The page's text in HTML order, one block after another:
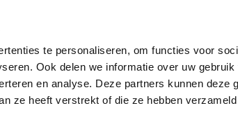
te personaliseren, om functies voor
Ook delen we informatie over uw
en analyse. Deze partners kunnen deze
ze heeft verstrekt of die ze hebben
Tarieven Sfeerimpressie